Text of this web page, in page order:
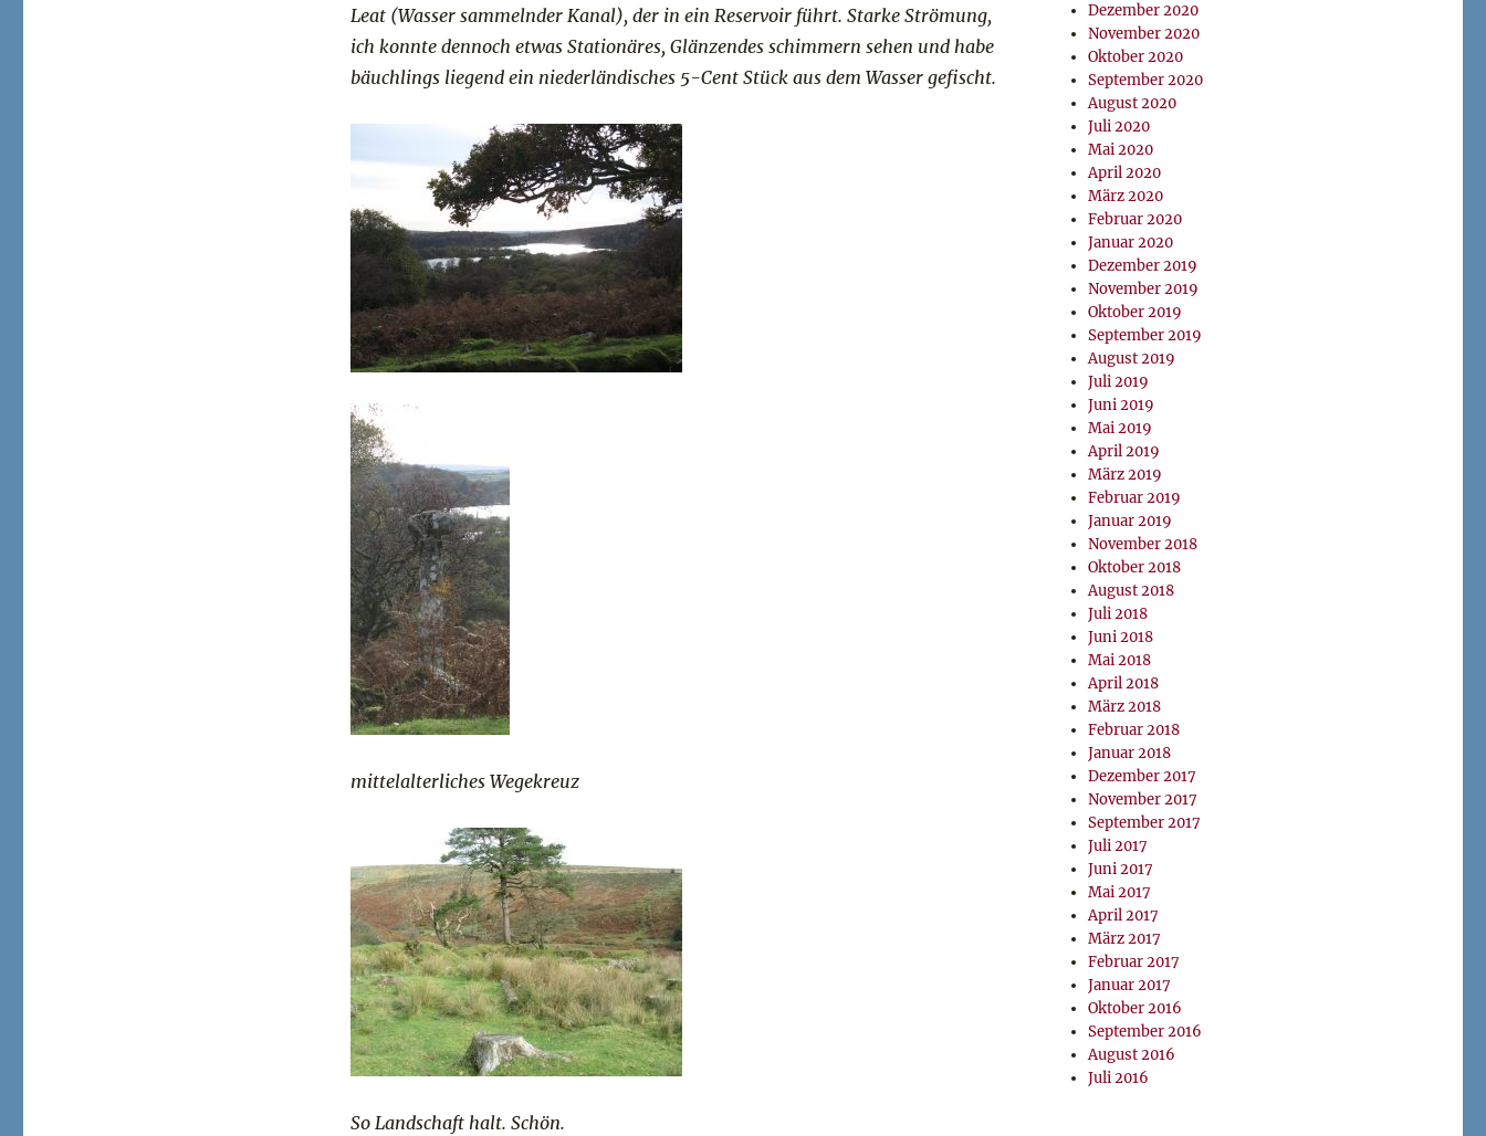
Leat (Wasser sammelnder Kanal), der in ein Reservoir führt. Starke Strömung,
ich konnte dennoch etwas Stationäres, Glänzendes schimmern sehen und habe
bäuchlings liegend ein niederländisches 5-Cent Stück aus dem Wasser gefischt.
mittelalterliches Wegekreuz
So Landschaft halt. Schön.
Dezember 2020
November 2020
Oktober 2020
September 2020
August 2020
Juli 2020
Mai 2020
April 2020
März 2020
Februar 2020
Januar 2020
Dezember 2019
November 2019
Oktober 2019
September 2019
August 2019
Juli 2019
Juni 2019
Mai 2019
April 2019
März 2019
Februar 2019
Januar 2019
November 2018
Oktober 2018
August 2018
Juli 2018
Juni 2018
Mai 2018
April 2018
März 2018
Februar 2018
Januar 2018
Dezember 2017
November 2017
September 2017
Juli 2017
Juni 2017
Mai 2017
April 2017
März 2017
Februar 2017
Januar 2017
Oktober 2016
September 2016
August 2016
Juli 2016